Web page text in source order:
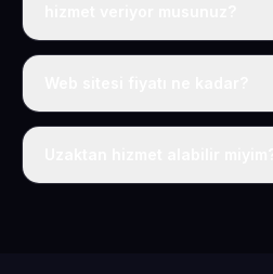
Evet, Aşağıkızılçevlik Mahallesi
Tek fiyat: yılda 50 USD + KDV,